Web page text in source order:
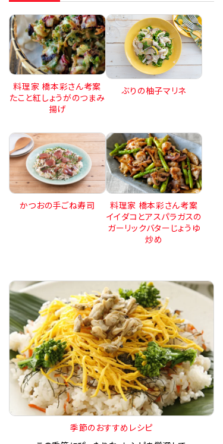
料理家 橋本彩さん考案
たこと紅しょうがのつまみ
揚げ
ぶりの柚子マリネ
かつおの手ごね寿司
料理家 橋本彩さん考案
イイダコとアスパラガスの
ガーリックバターじょうゆ
炒め
季節のおすすめレシピ